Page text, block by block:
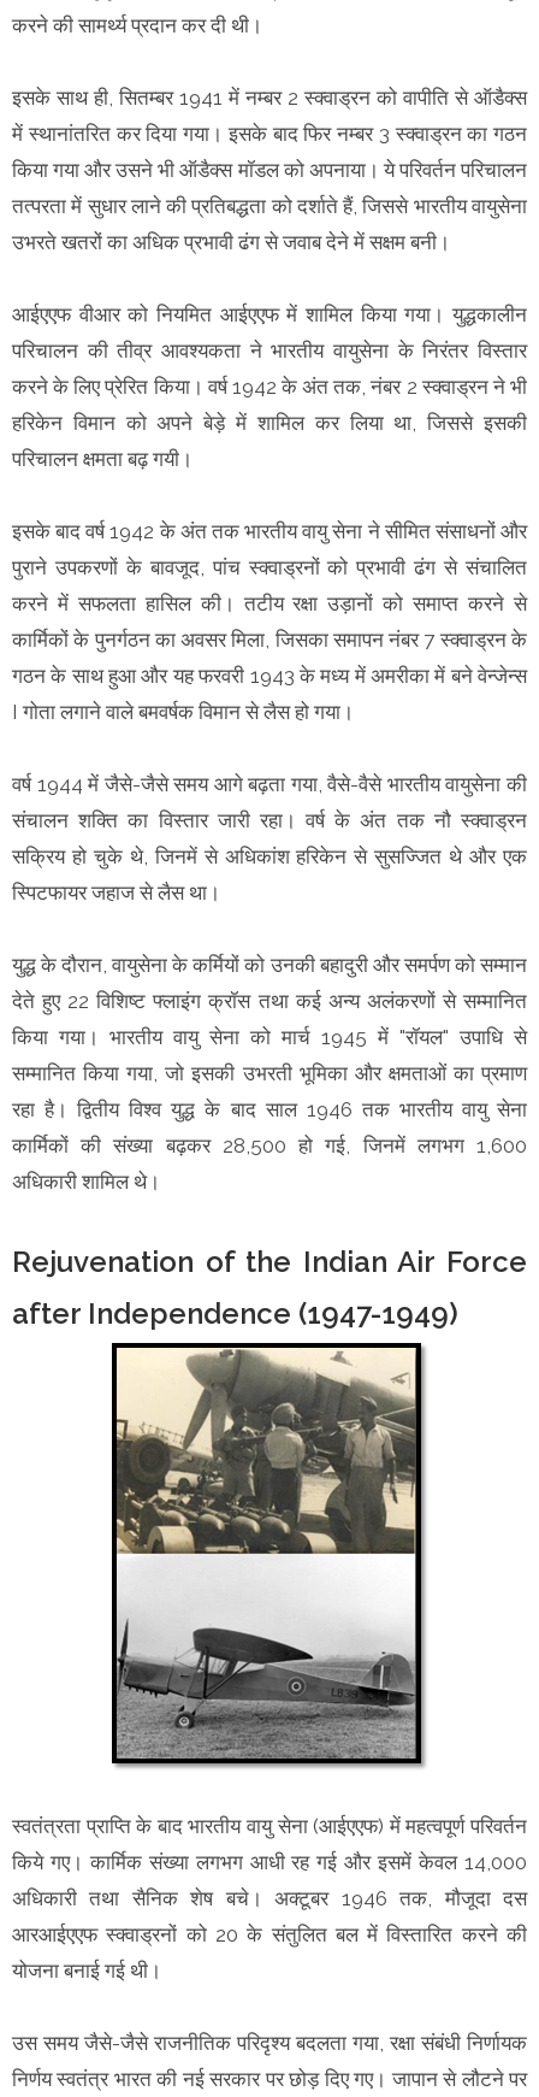
करने की सामर्थ्य प्रदान कर दी थी।
इसके साथ ही, सितम्बर 1941 में नम्बर 2 स्क्वाड्रन को वापीति से ऑडैक्स
में स्थानांतरित कर दिया गया। इसके बाद फिर नम्बर 3 स्क्वाड्रन का गठन
किया गया और उसने भी ऑडैक्स मॉडल को अपनाया। ये परिवर्तन परिचालन
तत्परता में सुधार लाने की प्रतिबद्धता को दर्शाते हैं, जिससे भारतीय वायुसेना
उभरते खतरों का अधिक प्रभावी ढंग से जवाब देने में सक्षम बनी।
आईएएफ वीआर को नियमित आईएएफ में शामिल किया गया। युद्धकालीन
परिचालन की तीव्र आवश्यकता ने भारतीय वायुसेना के निरंतर विस्तार
करने के लिए प्रेरित किया। वर्ष 1942 के अंत तक, नंबर 2 स्क्वाड्रन ने भी
हरिकेन विमान को अपने बेड़े में शामिल कर लिया था, जिससे इसकी
परिचालन क्षमता बढ़ गयी।
इसके बाद वर्ष 1942 के अंत तक भारतीय वायु सेना ने सीमित संसाधनों और
पुराने उपकरणों के बावजूद, पांच स्क्वाड्रनों को प्रभावी ढंग से संचालित
करने में सफलता हासिल की। तटीय रक्षा उड़ानों को समाप्त करने से
कार्मिकों के पुनर्गठन का अवसर मिला, जिसका समापन नंबर 7 स्क्वाड्रन के
गठन के साथ हुआ और यह फरवरी 1943 के मध्य में अमरीका में बने वेन्जेन्स
I गोता लगाने वाले बमवर्षक विमान से लैस हो गया।
वर्ष 1944 में जैसे-जैसे समय आगे बढ़ता गया, वैसे-वैसे भारतीय वायुसेना की
संचालन शक्ति का विस्तार जारी रहा। वर्ष के अंत तक नौ स्क्वाड्रन
सक्रिय हो चुके थे, जिनमें से अधिकांश हरिकेन से सुसज्जित थे और एक
स्पिटफायर जहाज से लैस था।
युद्ध के दौरान, वायुसेना के कर्मियों को उनकी बहादुरी और समर्पण को सम्मान
देते हुए 22 विशिष्ट फ्लाइंग क्रॉस तथा कई अन्य अलंकरणों से सम्मानित
किया गया। भारतीय वायु सेना को मार्च 1945 में "रॉयल" उपाधि से
सम्मानित किया गया, जो इसकी उभरती भूमिका और क्षमताओं का प्रमाण
रहा है। द्वितीय विश्व युद्ध के बाद साल 1946 तक भारतीय वायु सेना
कार्मिकों की संख्या बढ़कर 28,500 हो गई, जिनमें लगभग 1,600
अधिकारी शामिल थे।
Rejuvenation of the Indian Air Force
after Independence (1947-1949)
स्वतंत्रता प्राप्ति के बाद भारतीय वायु सेना (आईएएफ) में महत्वपूर्ण परिवर्तन
किये गए। कार्मिक संख्या लगभग आधी रह गई और इसमें केवल 14,000
अधिकारी तथा सैनिक शेष बचे। अक्टूबर 1946 तक, मौजूदा दस
आरआईएएफ स्क्वाड्रनों को 20 के संतुलित बल में विस्तारित करने की
योजना बनाई गई थी।
उस समय जैसे-जैसे राजनीतिक परिदृश्य बदलता गया, रक्षा संबंधी निर्णायक
निर्णय स्वतंत्र भारत की नई सरकार पर छोड़ दिए गए। जापान से लौटने पर